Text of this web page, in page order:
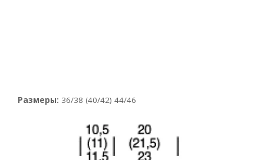
Размеры: 36/38 (40/42) 44/46